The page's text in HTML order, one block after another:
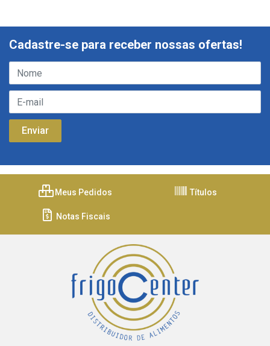
Cadastre-se para receber nossas ofertas!
Meus Pedidos Títulos
Notas Fiscais